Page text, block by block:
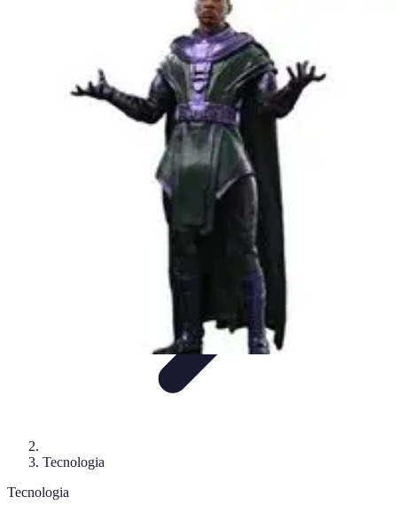
Tecnologie EmergentiStartup e Innovazione
Innovazione Tecnologica
Pionieri dell'Innovazione
Tecnologia
Tecnologia